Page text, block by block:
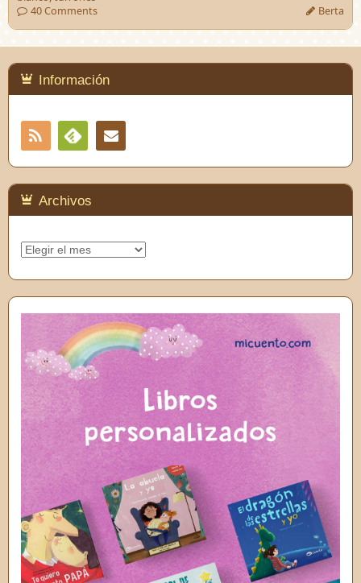
40 Comments
Berta
Información
RSS
Feedly
Archivos
Archivos